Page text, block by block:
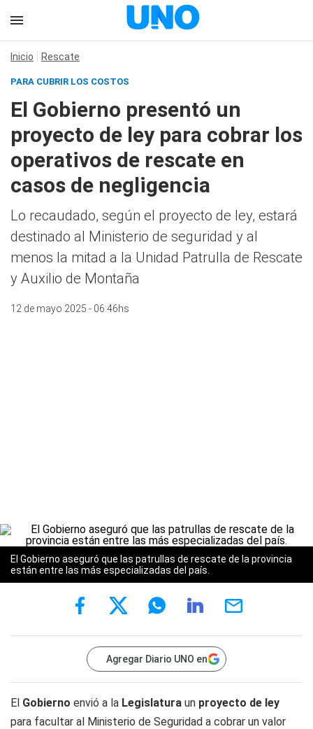
Inicio Rescate
PARA CUBRIR LOS COSTOS
El Gobierno presentó un
proyecto de ley para cobrar los
operativos de rescate en
casos de negligencia
Lo recaudado, según el proyecto de ley, estará
destinado al Ministerio de seguridad y al
menos la mitad a la Unidad Patrulla de Rescate
y Auxilio de Montaña
12 de mayo 2025 - 06:46hs
El Gobierno aseguró que las patrullas de rescate de la provincia
están entre las más especializadas del país.
Agregar Diario UNO en
El Gobierno envió a la Legislatura un proyecto de ley
para facultar al Ministerio de Seguridad a cobrar un valor